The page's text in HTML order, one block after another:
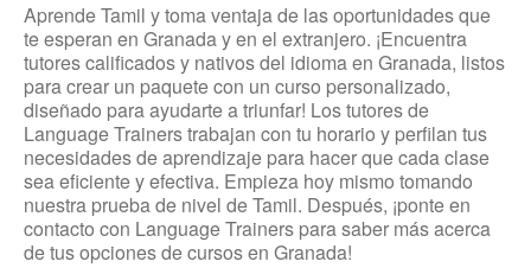
Aprende Tamil y toma ventaja de las oportunidades que
te esperan en Granada y en el extranjero. ¡Encuentra
tutores calificados y nativos del idioma en Granada, listos
para crear un paquete con un curso personalizado,
diseñado para ayudarte a triunfar! Los tutores de
Language Trainers trabajan con tu horario y perfilan tus
necesidades de aprendizaje para hacer que cada clase
sea eficiente y efectiva. Empieza hoy mismo tomando
nuestra prueba de nivel de Tamil. Después, ¡ponte en
contacto con Language Trainers para saber más acerca
de tus opciones de cursos en Granada!